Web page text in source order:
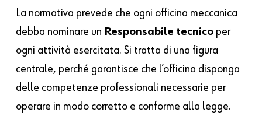
La normativa prevede che ogni officina meccanica
debba nominare un Responsabile tecnico per
ogni attività esercitata. Si tratta di una figura
centrale, perché garantisce che l’officina disponga
delle competenze professionali necessarie per
operare in modo corretto e conforme alla legge.